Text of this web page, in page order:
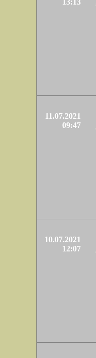
13:13
11.07.2021
09:47
10.07.2021
12:07